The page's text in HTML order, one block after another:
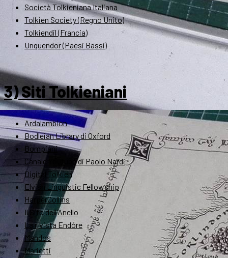
Società Tolkieniana Italiana
Tolkien Society (Regno Unito)
Tolkiendil (Francia)
Unquendor (Paesi Bassi)
3) Siti Tolkieniani
Ardalambion
Bodleian Library di Oxford
Bompiani
Canale Youtube di Paolo Nardi
Digital Tolkien
Elvish Linguistic Fellowship
HarperCollins
Il Sito dell'Anello
La rivista Endóre
Mandos
Marietti